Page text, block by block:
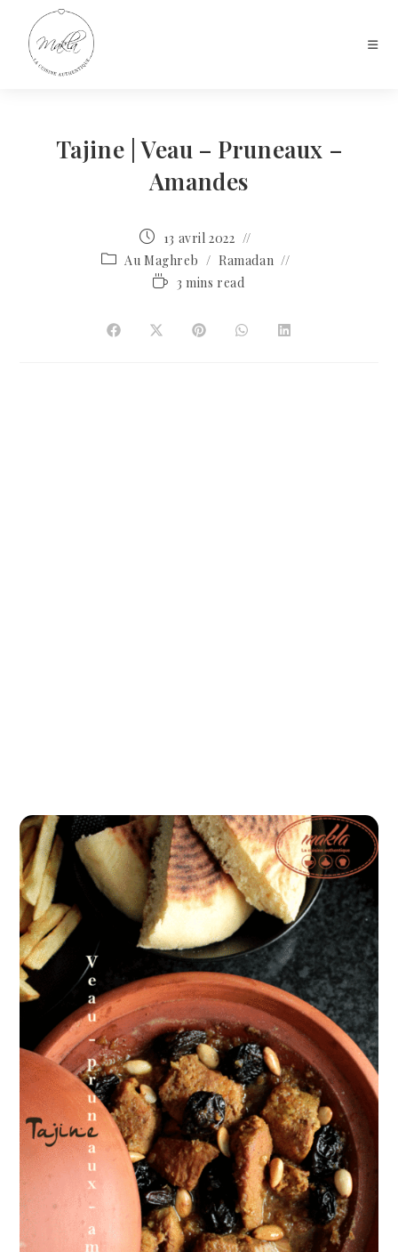
Tajine | Veau – Pruneaux –
Amandes
13 avril 2022
Au Maghreb / Ramadan
3 mins read